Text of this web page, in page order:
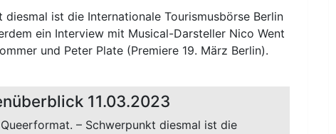
ist die Internationale Tourismusbörse Berlin
ein Interview mit Musical-Darsteller Nico Went
und Peter Plate (Premiere 19. März Berlin).
11.03.2023
– Schwerpunkt diesmal ist die